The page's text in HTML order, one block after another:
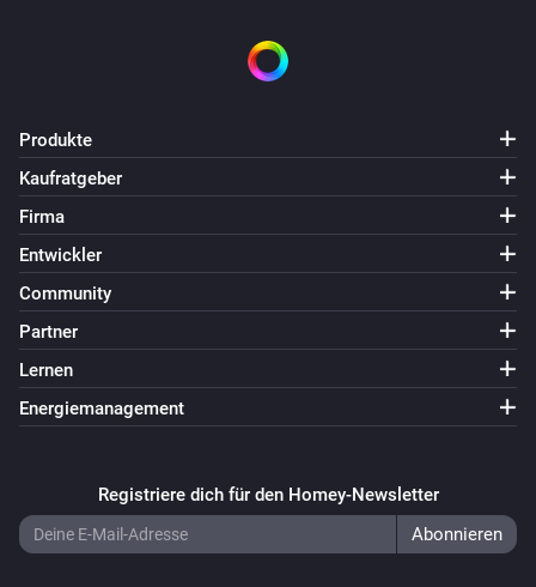
Socket
Ein- oder ausschalten
Produkte
Kaufratgeber
Firma
Entwickler
Community
Partner
Lernen
Energiemanagement
Registriere dich für den Homey-Newsletter